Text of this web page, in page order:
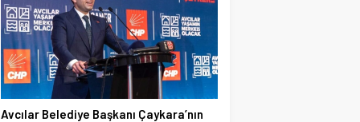
47,7025
EURO
55,0112
Avcılar Belediye Başkanı Çaykara’nın